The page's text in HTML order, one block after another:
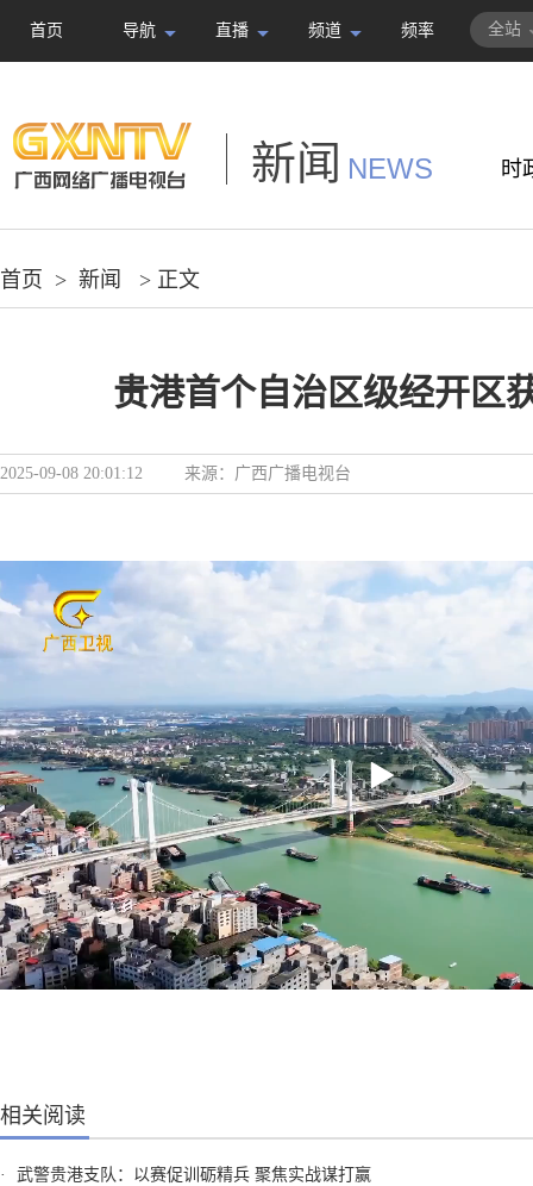
首页 导航 直播 频道 频率 全站
新闻 NEWS 时
首页 > 新闻 > 正文
贵港首个自治区级经开区
2025-09-08 20:01:12 来源： 广西广播电视台
相关阅读
·
武警贵港支队：以赛促训砺精兵 聚焦实战谋打赢